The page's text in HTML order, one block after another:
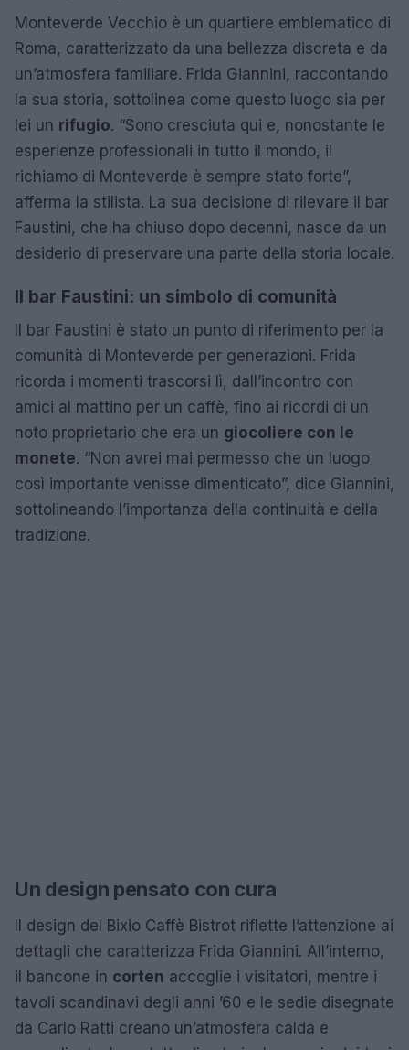
Monteverde Vecchio è un quartiere emblematico di
Roma, caratterizzato da una bellezza discreta e da
un’atmosfera familiare. Frida Giannini, raccontando
la sua storia, sottolinea come questo luogo sia per
lei un rifugio. “Sono cresciuta qui e, nonostante le
esperienze professionali in tutto il mondo, il
richiamo di Monteverde è sempre stato forte”,
afferma la stilista. La sua decisione di rilevare il bar
Faustini, che ha chiuso dopo decenni, nasce da un
desiderio di preservare una parte della storia locale.
Il bar Faustini: un simbolo di comunità
Il bar Faustini è stato un punto di riferimento per la
comunità di Monteverde per generazioni. Frida
ricorda i momenti trascorsi lì, dall’incontro con
amici al mattino per un caffè, fino ai ricordi di un
noto proprietario che era un giocoliere con le
monete. “Non avrei mai permesso che un luogo
così importante venisse dimenticato”, dice Giannini,
sottolineando l’importanza della continuità e della
tradizione.
Un design pensato con cura
Il design del Bixio Caffè Bistrot riflette l’attenzione ai
dettagli che caratterizza Frida Giannini. All’interno,
il bancone in corten accoglie i visitatori, mentre i
tavoli scandinavi degli anni ’60 e le sedie disegnate
da Carlo Ratti creano un’atmosfera calda e